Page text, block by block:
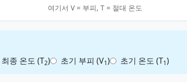
여기서 V = 부피, T = 절대 온도
최종 온도 (T2) 초기 부피 (V1) 초기 온도 (T1)